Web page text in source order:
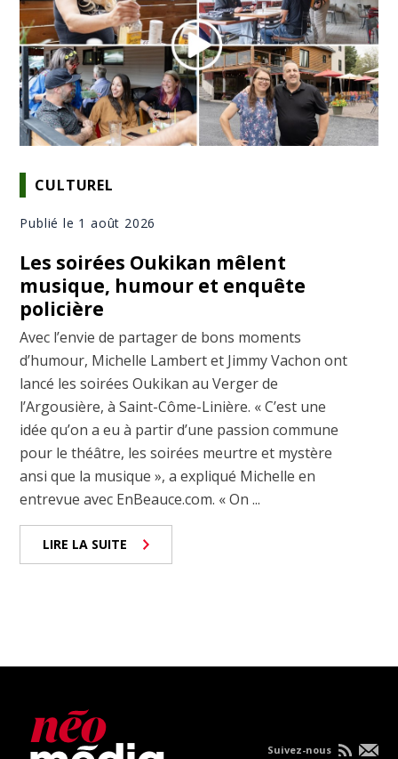
CULTUREL
Publié le 1 août 2026
Les soirées Oukikan mêlent
musique, humour et enquête
policière
Avec l’envie de partager de bons moments
d’humour, Michelle Lambert et Jimmy Vachon ont
lancé les soirées Oukikan au Verger de
l’Argousière, à Saint-Côme-Linière. « C’est une
idée qu’on a eu à partir d’une passion commune
pour le théâtre, les soirées meurtre et mystère
ansi que la musique », a expliqué Michelle en
entrevue avec EnBeauce.com. « On ...
LIRE LA SUITE
Suivez-nous